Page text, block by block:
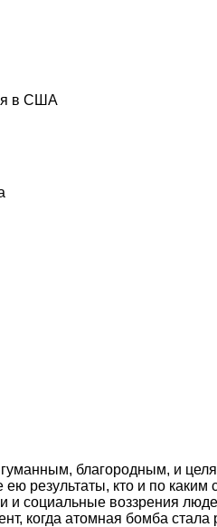
в США
благородным, и
ею результаты, кто и по
и социальные воззрения
когда атомная бомба стала